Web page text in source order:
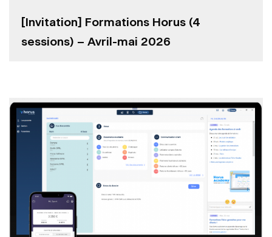
[Invitation] Formations Horus (4
sessions) – Avril-mai 2026